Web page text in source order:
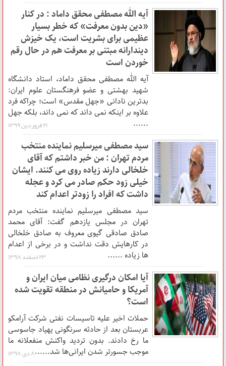
آیه الله مصطفی محقق داماد : در کنار
«دین بدون معرفت» که خطر بسیار
عظیمی برای بشریت است، یک خیزش
دیندارانه مبتنی بر معرفت هم در حال رقم
خوردن است
آیه الله مصطفی محقق داماد، استاد دانشگاه
شهید بهشتی و عضو فرهنگستان علوم ایران:
بدترین نادانی «جهل مقدس» است؛ چراکه فرد
علاوه بر اینکه نمی داند که نمی داند، بلکه جهل
......
۲۱ فروردين ۱۳۹۹
سید مصطفی میرسلیم نماینده منتخب
مردم تهران : من خبر داشتم که آقای
خلخالی دارند زیاده روی می کنند. ایشان
خیلی زود حکم صادر می کرد و عجله
داشت که افراد را زودتر اعدام کند
سید مصطفی میرسلیم نماینده منتخب مردم
تهران در مجلس یازدهم گفت: آقای محمد
صادق صادقی گیوی معروف به صادق خلخالی
در کارهایش دقت نداشت و در برخی از اعدام
ها زیاده ......
۲۳ اسفند ۱۳۹۸
آیا امکان درگیری نظامی میان ایران و
آمریکا و حامیانش در منطقه تقویت شده
است؟
حملات اخیر علیه تاسیسات نفتی شرکت آرامکو
عربستان بعد از حادثه سرنگونی پهپاد جاسوسی
ما رخ دادند. بدون تردید واکنش منفعلانه ما
موجب جسورتر شدن ایرانی‌ها شد......۸ دی ۱۳۹۸